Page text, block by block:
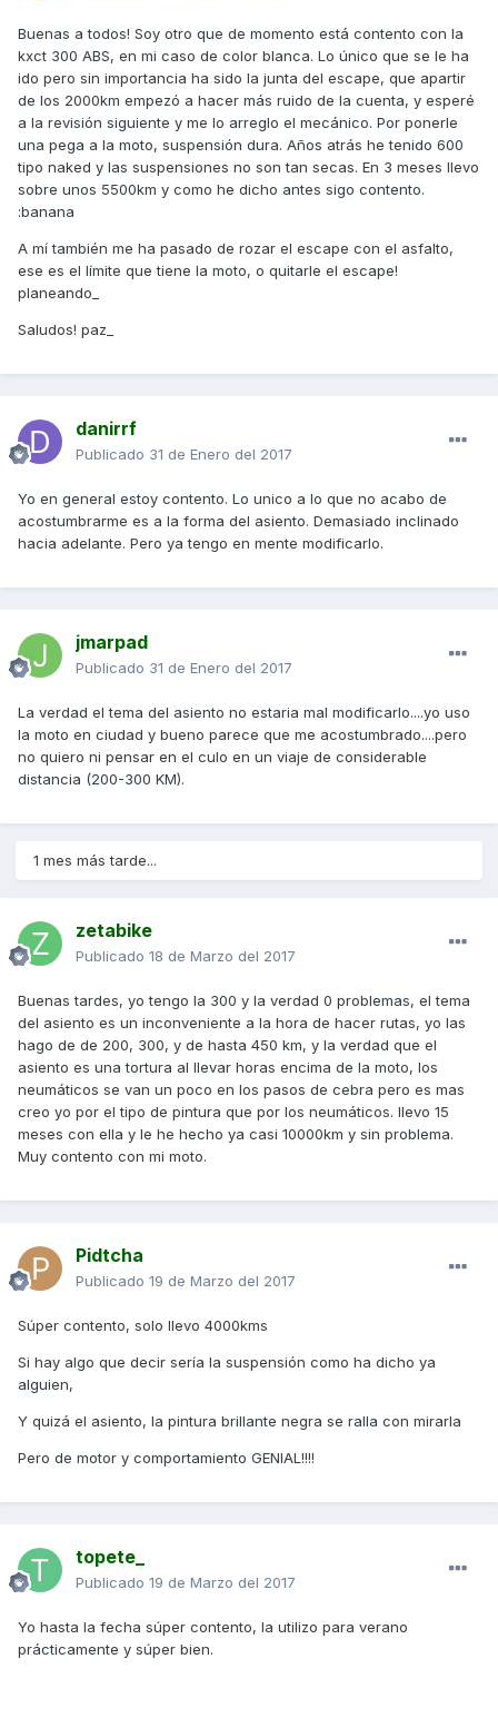
Buenas a todos! Soy otro que de momento está contento con la
kxct 300 ABS, en mi caso de color blanca. Lo único que se le ha
ido pero sin importancia ha sido la junta del escape, que apartir
de los 2000km empezó a hacer más ruido de la cuenta, y esperé
a la revisión siguiente y me lo arreglo el mecánico. Por ponerle
una pega a la moto, suspensión dura. Años atrás he tenido 600
tipo naked y las suspensiones no son tan secas. En 3 meses llevo
sobre unos 5500km y como he dicho antes sigo contento.
:banana
A mí también me ha pasado de rozar el escape con el asfalto,
ese es el límite que tiene la moto, o quitarle el escape!
planeando_
Saludos! paz_
danirrf
Publicado 31 de Enero del 2017
Yo en general estoy contento. Lo unico a lo que no acabo de
acostumbrarme es a la forma del asiento. Demasiado inclinado
hacia adelante. Pero ya tengo en mente modificarlo.
jmarpad
Publicado 31 de Enero del 2017
La verdad el tema del asiento no estaria mal modificarlo....yo uso
la moto en ciudad y bueno parece que me acostumbrado....pero
no quiero ni pensar en el culo en un viaje de considerable
distancia (200-300 KM).
1 mes más tarde...
zetabike
Publicado 18 de Marzo del 2017
Buenas tardes, yo tengo la 300 y la verdad 0 problemas, el tema
del asiento es un inconveniente a la hora de hacer rutas, yo las
hago de de 200, 300, y de hasta 450 km, y la verdad que el
asiento es una tortura al llevar horas encima de la moto, los
neumáticos se van un poco en los pasos de cebra pero es mas
creo yo por el tipo de pintura que por los neumáticos. llevo 15
meses con ella y le he hecho ya casi 10000km y sin problema.
Muy contento con mi moto.
Pidtcha
Publicado 19 de Marzo del 2017
Súper contento, solo llevo 4000kms
Si hay algo que decir sería la suspensión como ha dicho ya
alguien,
Y quizá el asiento, la pintura brillante negra se ralla con mirarla
Pero de motor y comportamiento GENIAL!!!!
topete_
Publicado 19 de Marzo del 2017
Yo hasta la fecha súper contento, la utilizo para verano
prácticamente y súper bien.